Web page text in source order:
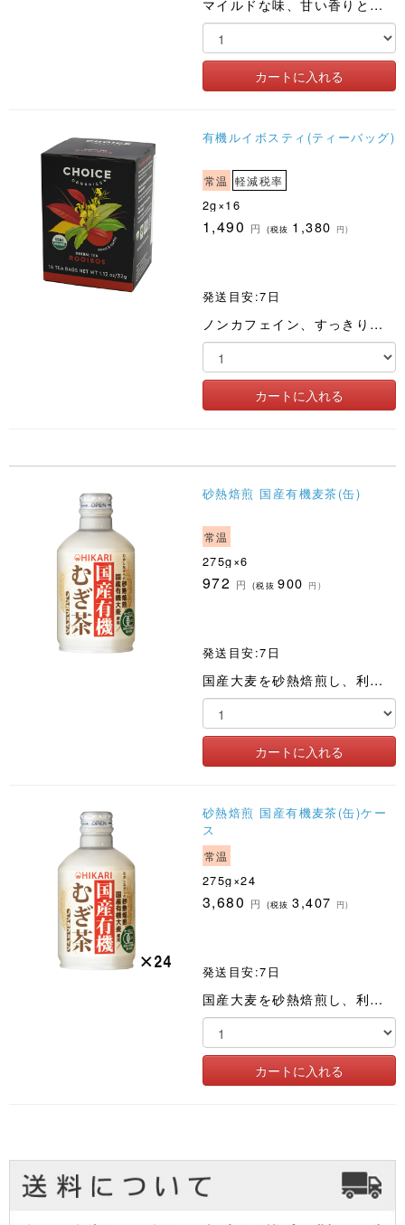
マイルドな味、甘い香りとコク、渋みが特長
有機ルイボスティ(ティーバッグ)
常温 軽減税率
2g×16
1,490 円 (税抜 1,380 円)
発送目安:7日
ノンカフェイン、すっきりとした風味
砂熱焙煎 国産有機麦茶(缶)
常温
275g×6
972 円 (税抜900 円)
発送目安:7日
国産大麦を砂熱焙煎し、利用しやすい缶入にしました
砂熱焙煎 国産有機麦茶(缶)ケー
ス
常温
275g×24
3,680 円 (税抜3,407 円)
発送目安:7日
国産大麦を砂熱焙煎し、利用しやすい缶入にしました